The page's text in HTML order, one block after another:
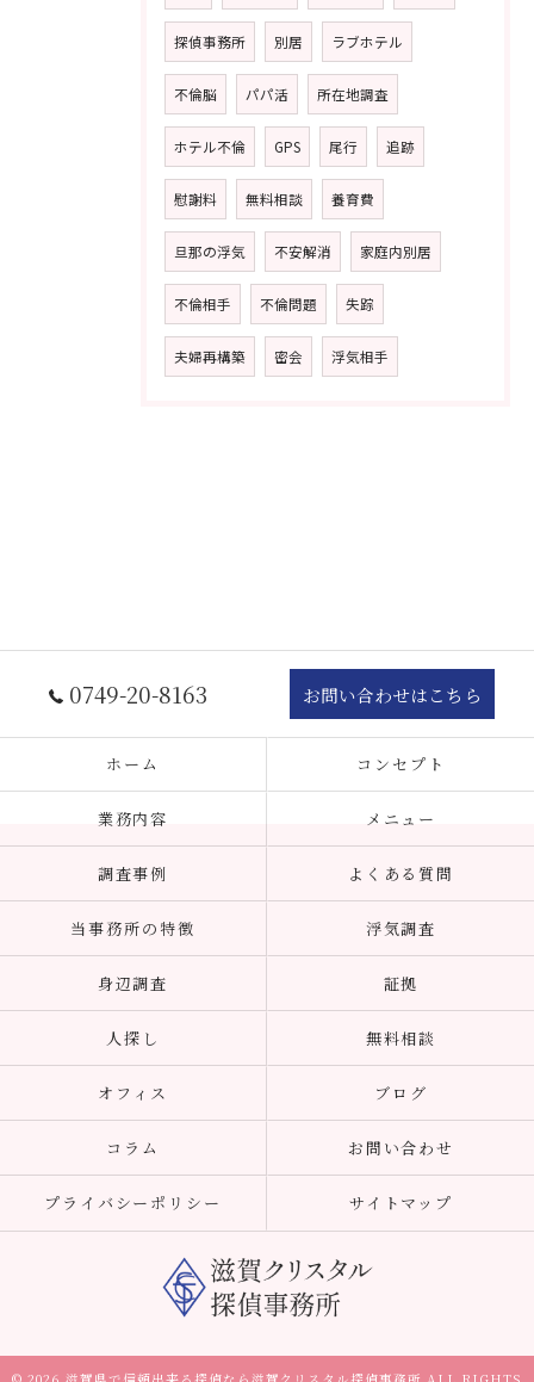
探偵事務所 別居 ラブホテル
不倫脳 パパ活 所在地調査
ホテル不倫 GPS 尾行 追跡
慰謝料 無料相談 養育費
旦那の浮気 不安解消 家庭内別居
不倫相手 不倫問題 失踪
夫婦再構築 密会 浮気相手
0749-20-8163 お問い合わせはこちら
ホーム コンセプト
業務内容 メニュー
調査事例 よくある質問
当事務所の特徴 浮気調査
身辺調査 証拠
人探し 無料相談
オフィス ブログ
コラム お問い合わせ
プライバシーポリシー サイトマップ